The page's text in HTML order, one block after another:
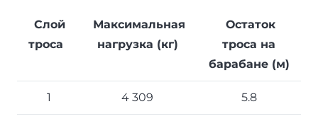
Слой
троса
Максимальная
нагрузка (кг)
Остаток
троса на
барабане (м)
1 4 309 5.8